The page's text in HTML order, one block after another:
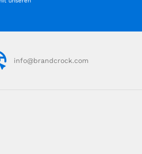
info@brandcrock.com